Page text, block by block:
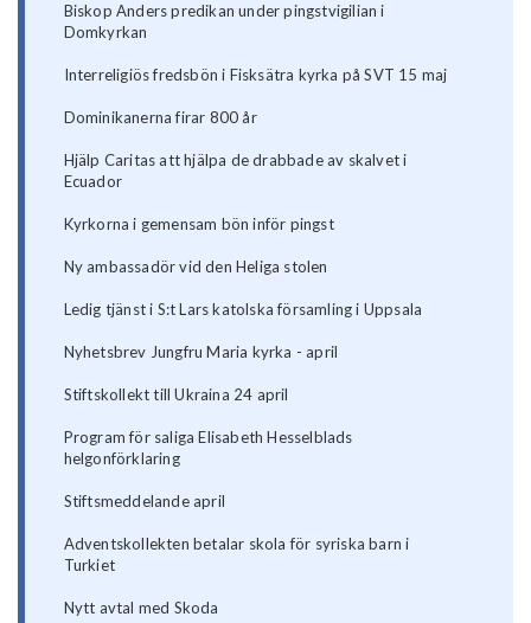
Biskop Anders predikan under pingstvigilian i
Domkyrkan
Interreligiös fredsbön i Fisksätra kyrka på SVT 15 maj
Dominikanerna firar 800 år
Hjälp Caritas att hjälpa de drabbade av skalvet i
Ecuador
Kyrkorna i gemensam bön inför pingst
Ny ambassadör vid den Heliga stolen
Ledig tjänst i S:t Lars katolska församling i Uppsala
Nyhetsbrev Jungfru Maria kyrka - april
Stiftskollekt till Ukraina 24 april
Program för saliga Elisabeth Hesselblads
helgonförklaring
Stiftsmeddelande april
Adventskollekten betalar skola för syriska barn i
Turkiet
Nytt avtal med Skoda